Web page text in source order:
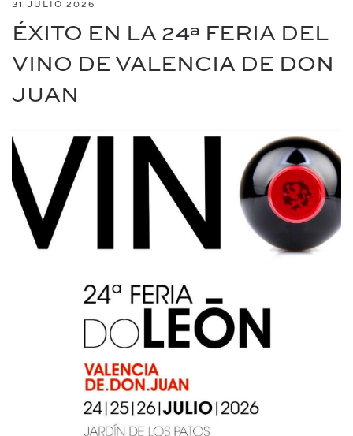
31 JULIO 2026
ÉXITO EN LA 24ª FERIA DEL
VINO DE VALENCIA DE DON
JUAN